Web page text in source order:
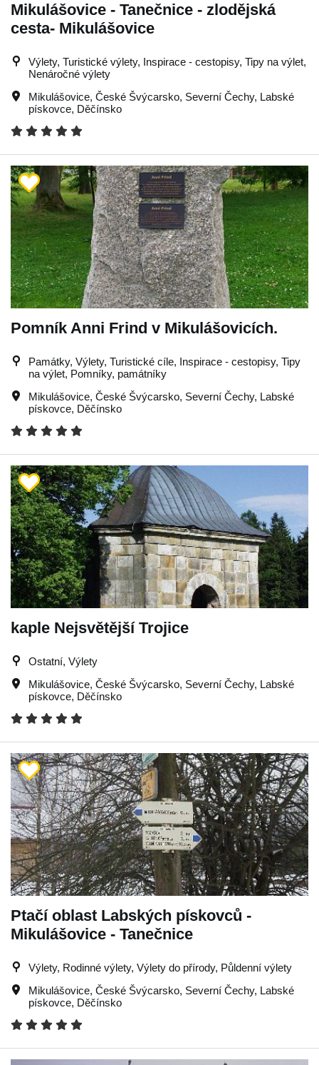
Mikulášovice - Tanečnice - zlodějská
cesta- Mikulášovice
Výlety, Turistické výlety, Inspirace - cestopisy, Tipy na výlet,
Nenáročné výlety
Mikulášovice, České Švýcarsko, Severní Čechy, Labské
pískovce, Děčínsko
Pomník Anni Frind v Mikulášovicích.
Památky, Výlety, Turistické cíle, Inspirace - cestopisy, Tipy
na výlet, Pomníky, památníky
Mikulášovice, České Švýcarsko, Severní Čechy, Labské
pískovce, Děčínsko
kaple Nejsvětější Trojice
Ostatní, Výlety
Mikulášovice, České Švýcarsko, Severní Čechy, Labské
pískovce, Děčínsko
Ptačí oblast Labských pískovců -
Mikulášovice - Tanečnice
Výlety, Rodinné výlety, Výlety do přírody, Půldenní výlety
Mikulášovice, České Švýcarsko, Severní Čechy, Labské
pískovce, Děčínsko